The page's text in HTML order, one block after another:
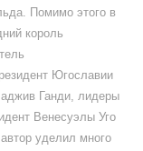
Помимо этого в
король
Югославии
Ганди, лидеры
Венесуэлы Уго
уделил много